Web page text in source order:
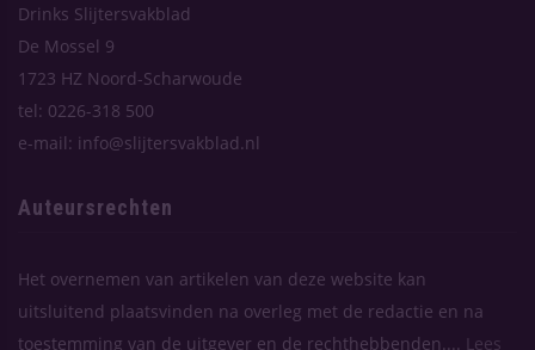
Drinks Slijtersvakblad
De Mossel 9
1723 HZ Noord-Scharwoude
tel: 0226-318 500
e-mail: info@slijtersvakblad.nl
Auteursrechten
Het overnemen van artikelen van deze website kan
uitsluitend plaatsvinden na overleg met de redactie en na
toestemming van de uitgever en de rechthebbenden....
Lees